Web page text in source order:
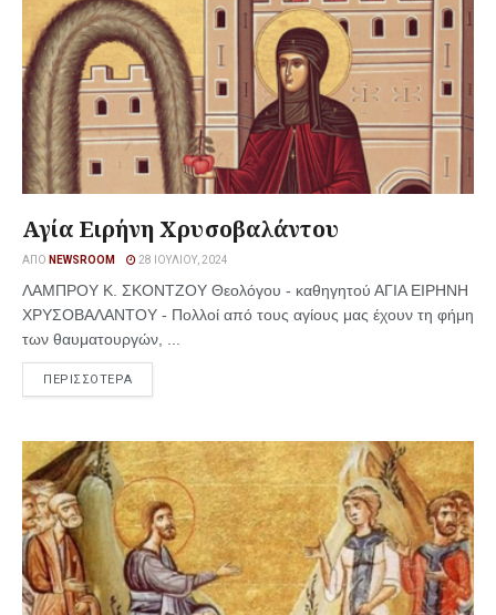
Αγία Ειρήνη Χρυσοβαλάντου
ΑΠΌ NEWSROOM 28 ΙΟΥΛΊΟΥ, 2024
ΛΑΜΠΡΟΥ Κ. ΣΚΟΝΤΖΟΥ Θεολόγου - καθηγητού ΑΓΙΑ ΕΙΡΗΝΗ
ΧΡΥΣΟΒΑΛΑΝΤΟΥ - Πολλοί από τους αγίους μας έχουν τη φήμη
των θαυματουργών, ...
ΠΕΡΙΣΣΟΤΕΡΑ